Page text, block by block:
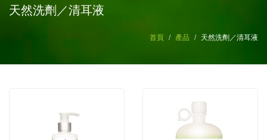
天然洗劑／清耳液
首頁 產品 天然洗劑／清耳液